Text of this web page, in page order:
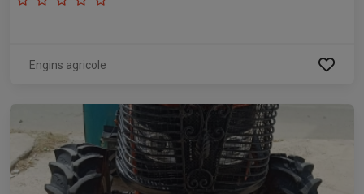
Engins agricole